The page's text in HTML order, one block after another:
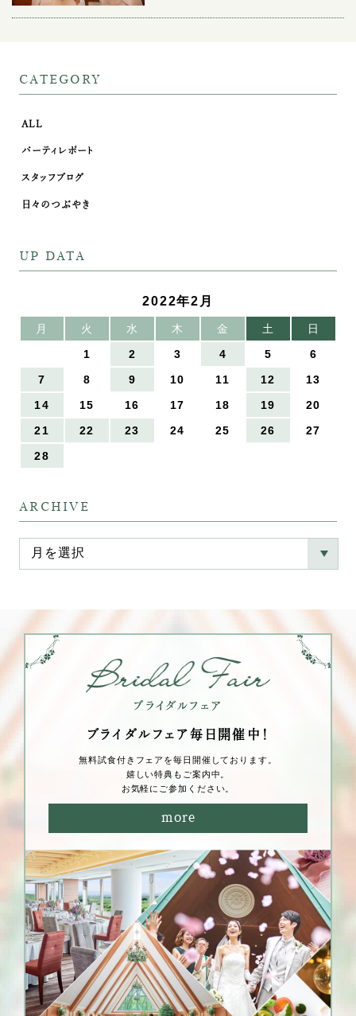
CATEGORY
ALL
パーティレポート
スタッフブログ
日々のつぶやき
UP DATA
2022年2月
月 火 水 木 金 土
日
1
2 3 4 5
6
7
8 9 10 11 12
13
14
15 16 17 18 19
20
21
22 23 24 25 26
27
28
ARCHIVE
ブライダルフェア毎⽇開催中！
無料試⾷付きフェアを毎⽇開催しております。
嬉しい特典もご案内中。
お気軽にご参加ください。
more